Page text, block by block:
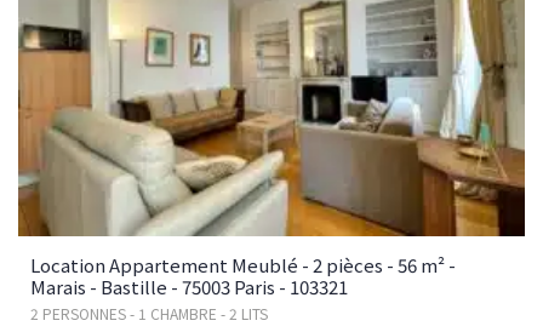
Location Appartement Meublé - 2 pièces - 56 m² -
Marais - Bastille - 75003 Paris - 103321
2 PERSONNES - 1 CHAMBRE - 2 LITS